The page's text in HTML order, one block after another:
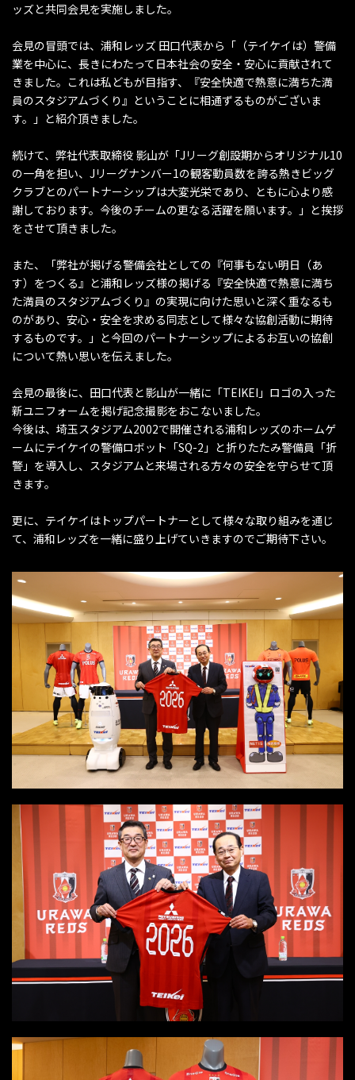
ッズと共同会見を実施しました。
会見の冒頭では、浦和レッズ 田口代表から「（テイケイは）警備
業を中心に、長きにわたって日本社会の安全・安心に貢献されて
きました。これは私どもが目指す、『安全快適で熱意に満ちた満
員のスタジアムづくり』ということに相通ずるものがございま
す。」と紹介頂きました。
続けて、弊社代表取締役 影山が「Jリーグ創設期からオリジナル10
の一角を担い、Jリーグナンバー1の観客動員数を誇る熱きビッグ
クラブとのパートナーシップは大変光栄であり、ともに心より感
謝しております。今後のチームの更なる活躍を願います。」と挨拶
をさせて頂きました。
また、「弊社が掲げる警備会社としての『何事もない明日（あ
す）をつくる』と浦和レッズ様の掲げる『安全快適で熱意に満ち
た満員のスタジアムづくり』の実現に向けた思いと深く重なるも
のがあり、安心・安全を求める同志として様々な協創活動に期待
するものです。」と今回のパートナーシップによるお互いの協創
について熱い思いを伝えました。
会見の最後に、田口代表と影山が一緒に「TEIKEI」ロゴの入った
新ユニフォームを掲げ記念撮影をおこないました。
今後は、埼玉スタジアム2002で開催される浦和レッズのホームゲ
ームにテイケイの警備ロボット「SQ-2」と折りたたみ警備員「折
警」を導入し、スタジアムと来場される方々の安全を守らせて頂
きます。
更に、テイケイはトップパートナーとして様々な取り組みを通じ
て、浦和レッズを一緒に盛り上げていきますのでご期待下さい。